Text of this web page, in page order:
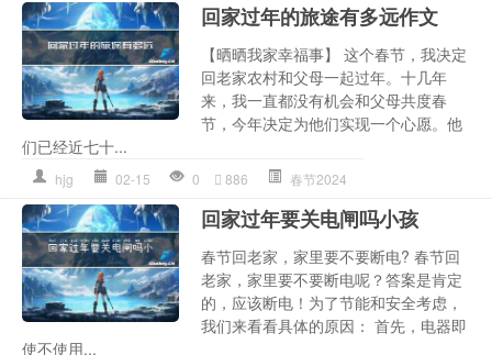
回家过年的旅途有多远作文
【晒晒我家幸福事】 这个春节，我决定
回老家农村和父母一起过年。十几年
来，我一直都没有机会和父母共度春
节，今年决定为他们实现一个心愿。他
们已经近七十...
hjg 02-15 0 886 春节2024
回家过年要关电闸吗小孩
春节回老家，家里要不要断电? 春节回
老家，家里要不要断电呢？答案是肯定
的，应该断电！为了节能和安全考虑，
我们来看看具体的原因： 首先，电器即
使不使用...